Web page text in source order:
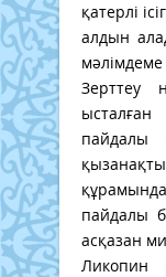
қатерлі
алдын
Зерттеу
пайдалы
пайдалы
асқазан
Ликопин